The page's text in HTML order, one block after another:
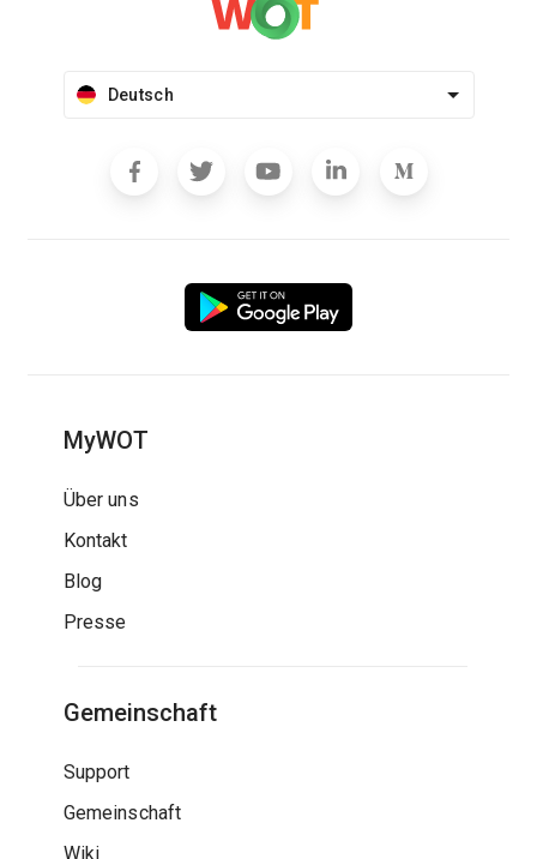
Deutsch
MyWOT
Über uns
Kontakt
Blog
Presse
Gemeinschaft
Support
Gemeinschaft
Wiki